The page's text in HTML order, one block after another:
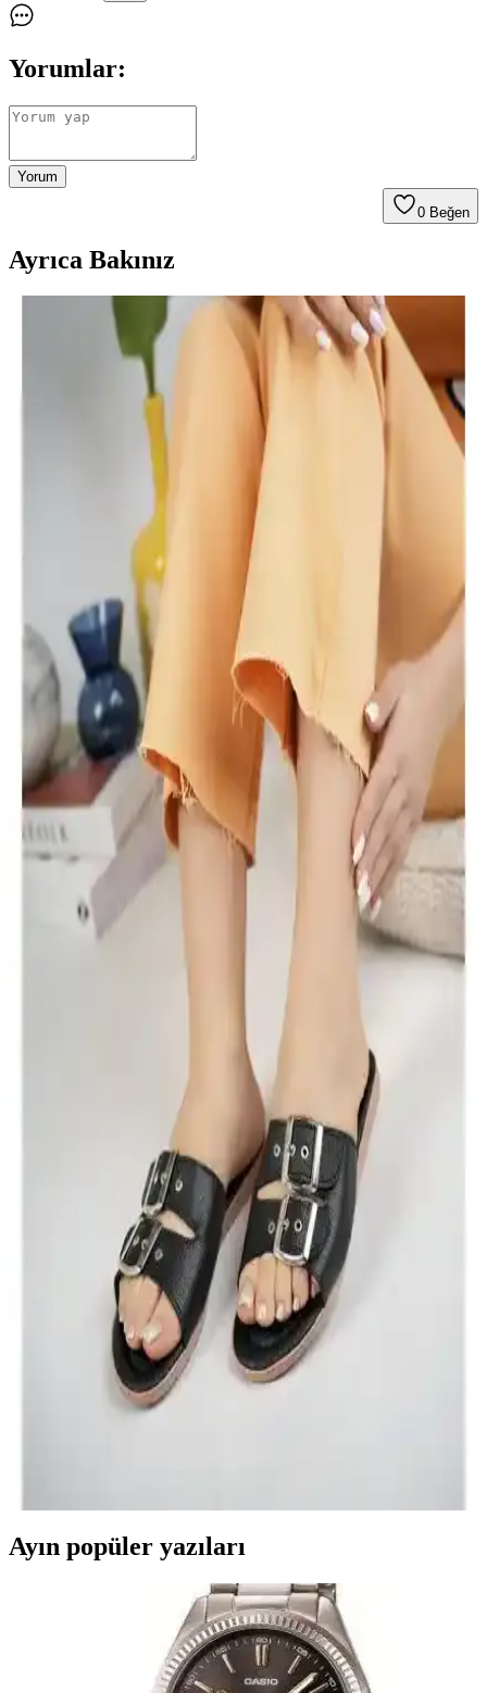
Yorumlar:
Yorum
0 Beğen
Ayrıca Bakınız
Yuppy Club Kadın Kapitone Çanta: Şık ve
Kullanışlı Günlük Çanta Seçenekleri
Yuppy Club'un kadın kapitone çantası, şık tasarımı, su itici özelliği
ve düzenleyici fermuarlı bölmeleriyle günlük kullanım için ideal,
hafif ve pratik bir seçenektir.
Eşiniz İçin En Uygun Çanta ve Ayakkabı Hediye
Seçenekleri Rehberi
Kadınlar için uygun çanta ve ayakkabı hediye seçenekleri, tarz ve
kullanım amaçlarına göre seçim yapmanızı sağlar. Uzun ömürlü ve
şık ürünlerle sevdiğinize değer gösterin.
Camaiore Mini Siyah Süet Yarım Bot Kadınlar İçin
Şık ve Konforlu Kış Ayakkabısı
Camaiore Mini Siyah Süet Yarım Bot, şık tasarımı ve konforu ile
soğuk havalarda ideal. El işçiliği, suya dayanıklı yüzeyi ve ortopedik
tabanıyla günlük kullanım için mükemmel bir seçenek.
Daxtors D079 Günlük Kadın Terlikleri Konfor ve
Şıklığı Bir Arada Sunar
Daxtors D079 kadın terlikleri, hafif ve nefes alabilir yapısıyla gün
boyu konfor sağlar, şık tasarımıyla da dikkat çeker. Kolay
temizlenebilir ve güvenli uyum sunar.
Mubaco Gold Comfort Kadın Terlik: Günlük Şıklık
ve Konfor Sunan Modern Tasarım
ve hafif yapısıyla günlük kullanımda konfor ve estetiği bir arada
Kadın Çantaları Karşılaştırması: Cream House ve
Suud Collection Modellerinin Özellikleri
Cream House ve Suud Collection kahverengi mini deri çantalar,
şıklık ve fonksiyonellik açısından öne çıkıyor. Bu karşılaştırmada,
ürünlerin özellikleri, kullanıcı yorumları ve avantajları detaylı şekilde
Kadın Topuklu Ayakkabılarının Detaylı
Karşılaştırması: Şık ve Rahat Seçenekler
İki şık ve rahat kadın topuklu ayakkabısını detaylı karşılaştırıyoruz.
Ürünlerin özellikleri, kullanıcı yorumları ve performansını
inceleyerek en uygun seçimi yapmanıza yardımcı oluyoruz.
ModaFrato Wzy Kadın Terlik: Şıklık ve Konfor
Sunan Güncel Terlik Seçeneği
Ayın popüler yazıları